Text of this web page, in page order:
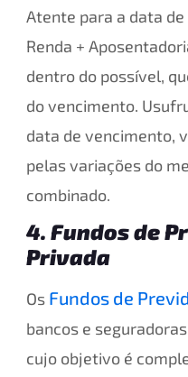
Atente para a data
Renda +
dentro do possível,
do vencimento.
data de vencimento,
pelas variações do
combinado.
4. Fundos de
Privada
Os Fundos de
bancos e
cujo objetivo é